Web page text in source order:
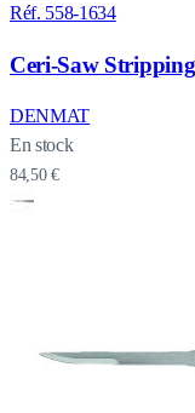
Réf. 558-1634
Ceri-Saw
DENMAT
En stock
84,50 €